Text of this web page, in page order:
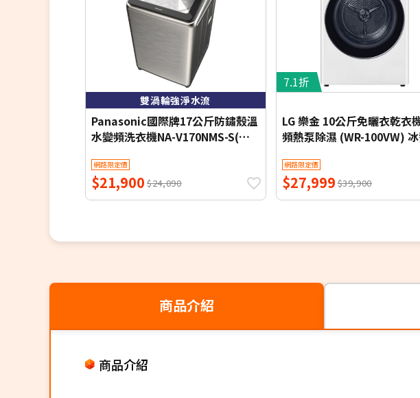
雙渦輪強淨水流
Panasonic國際牌17公斤防鏽殼溫
水變頻洗衣機NA-V170NMS-S(含
網路限定價
$21,900 $24,090
7.1折
LG 樂金 10公斤免曬衣乾衣
頻熱泵除濕 (WR-100VW)
網路限定價
$27,999$39,900
商品介紹
商品介紹